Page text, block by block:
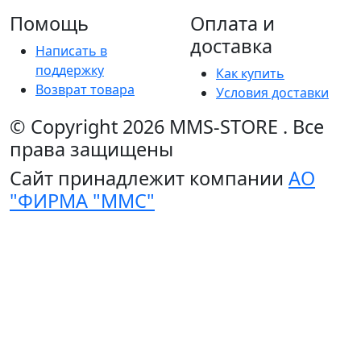
Помощь
Написать в
поддержку
Возврат товара
Оплата и
доставка
Как купить
Условия доставки
© Copyright 2026 MMS-STORE . Все
права защищены
Сайт принадлежит компании АО
"ФИРМА "ММС"